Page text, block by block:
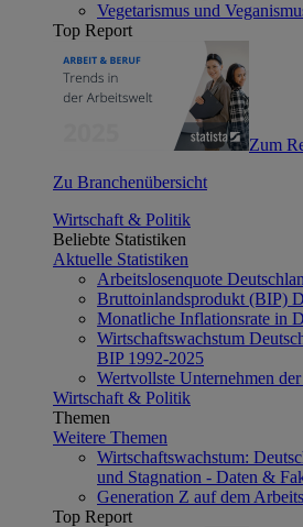
Vegetarismus und
Top Report
Zum
Zu Branchenübersicht
Wirtschaft & Politik
Beliebte Statistiken
Aktuelle Statistiken
Arbeitslosenquote
Bruttoinlandsprodukt (BIP)
Monatliche Inflationsrate in
Wirtschaftswachstum
BIP 1992-2025
Wertvollste Unternehmen
Wirtschaft & Politik
Themen
Weitere Themen
Wirtschaftswachstum:
und Stagnation - Daten &
Generation Z auf dem
Top Report